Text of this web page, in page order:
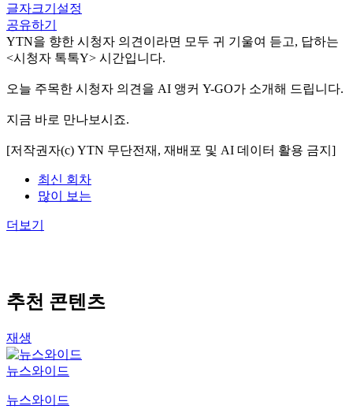
글자크기설정
공유하기
YTN을 향한 시청자 의견이라면 모두 귀 기울여 듣고, 답하는
<시청자 톡톡Y> 시간입니다.
오늘 주목한 시청자 의견을 AI 앵커 Y-GO가 소개해 드립니다.
지금 바로 만나보시죠.
[저작권자(c) YTN 무단전재, 재배포 및 AI 데이터 활용 금지]
최신 회차
많이 보는
더보기
추천 콘텐츠
재생
뉴스와이드
뉴스와이드